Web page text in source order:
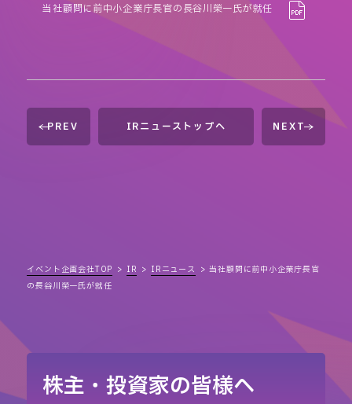
当社顧問に前中小企業庁長官の長谷川榮一氏が就任
PREV IRニューストップへ NEXT
イベント企画会社TOP IR IRニュース
当社顧問に前中小企業庁長官
の長谷川榮一氏が就任
株主・投資家の皆様へ